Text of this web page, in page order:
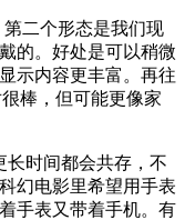
二个形态是我们现
的。好处是可以稍微
示内容更丰富。再往
棒，但可能更像家
长时间都会共存，不
幻电影里希望用手表
手表又带着手机。有